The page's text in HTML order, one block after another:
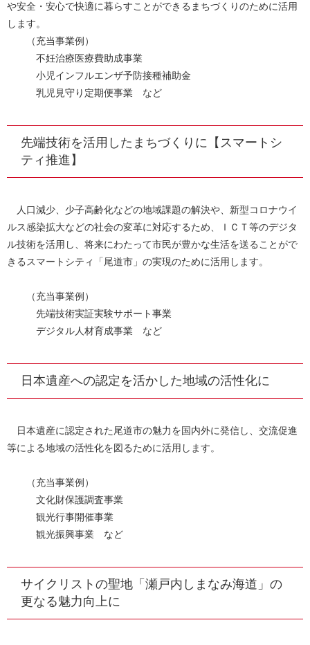
や安全・安心で快適に暮らすことができるまちづくりのために活用
します。
（充当事業例）
不妊治療医療費助成事業
小児インフルエンザ予防接種補助金
乳児見守り定期便事業 など
先端技術を活用したまちづくりに【スマートシ
ティ推進】
人口減少、少子高齢化などの地域課題の解決や、新型コロナウイ
ルス感染拡大などの社会の変革に対応するため、ＩＣＴ等のデジタ
ル技術を活用し、将来にわたって市民が豊かな生活を送ることがで
きるスマートシティ「尾道市」の実現のために活用します。
（充当事業例）
先端技術実証実験サポート事業
デジタル人材育成事業 など
日本遺産への認定を活かした地域の活性化に
日本遺産に認定された尾道市の魅力を国内外に発信し、交流促進
等による地域の活性化を図るために活用します。
（充当事業例）
文化財保護調査事業
観光行事開催事業
観光振興事業 など
サイクリストの聖地「瀬戸内しまなみ海道」の
更なる魅力向上に